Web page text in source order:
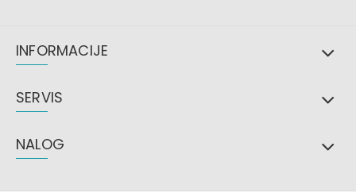
INFORMACIJE
SERVIS
NALOG